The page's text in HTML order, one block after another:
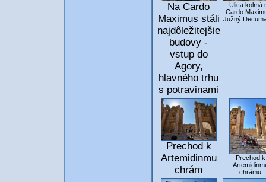
Na Cardo
Maximus stáli
najdôležitejšie
budovy -
vstup do
Agory,
hlavného trhu
s potravinami
Ulica kolmá
Cardo
Južný
Prechod k
Artemidinmu
chrám
Prechod k
chrámu